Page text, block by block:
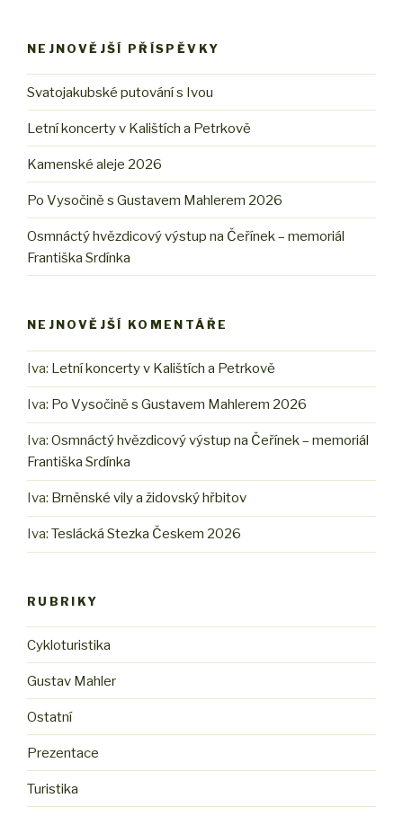
NEJNOVĚJŠÍ PŘÍSPĚVKY
Svatojakubské putování s Ivou
Letní koncerty v Kalištích a Petrkově
Kamenské aleje 2026
Po Vysočině s Gustavem Mahlerem 2026
Osmnáctý hvězdicový výstup na Čeřínek – memoriál
Františka Srdínka
NEJNOVĚJŠÍ KOMENTÁŘE
Iva: Letní koncerty v Kalištích a Petrkově
Iva: Po Vysočině s Gustavem Mahlerem 2026
Iva: Osmnáctý hvězdicový výstup na Čeřínek – memoriál
Františka Srdínka
Iva: Brněnské vily a židovský hřbitov
Iva: Teslácká Stezka Českem 2026
RUBRIKY
Cykloturistika
Gustav Mahler
Ostatní
Prezentace
Turistika